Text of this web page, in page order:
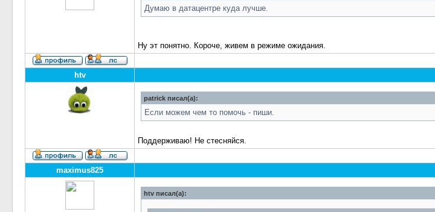
Думаю в датацентре куда лучше.
Ну эт понятно. Короче, живем в режиме ожидания.
htv
patrick писал(а):
Если можем чем то помочь - пиши.
Поддерживаю! Не стесняйся.
maximus825
htv писал(а):